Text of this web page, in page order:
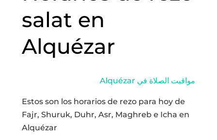
salat en
Alquézar
Alquézar مواقيت الصلاة في
Estos son los horarios de rezo para hoy de
Fajr, Shuruk, Duhr, Asr, Maghreb e Icha en
Alquézar